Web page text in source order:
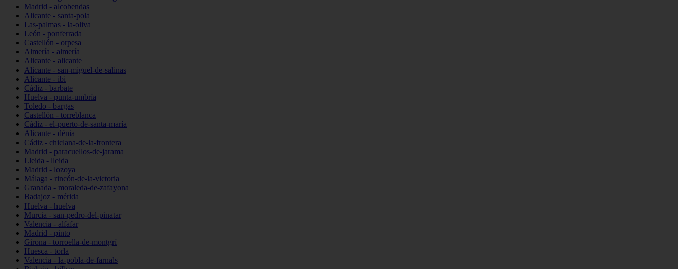
Madrid - alcobendas
Alicante - santa-pola
Las-palmas - la-oliva
León - ponferrada
Castellón - orpesa
Almería - almería
Alicante - alicante
Alicante - san-miguel-de-salinas
Alicante - ibi
Cádiz - barbate
Huelva - punta-umbría
Toledo - bargas
Castellón - torreblanca
Cádiz - el-puerto-de-santa-maría
Alicante - dénia
Cádiz - chiclana-de-la-frontera
Madrid - paracuellos-de-jarama
Lleida - lleida
Madrid - lozoya
Málaga - rincón-de-la-victoria
Granada - moraleda-de-zafayona
Badajoz - mérida
Huelva - huelva
Murcia - san-pedro-del-pinatar
Valencia - alfafar
Madrid - pinto
Girona - torroella-de-montgrí
Huesca - torla
Valencia - la-pobla-de-farnals